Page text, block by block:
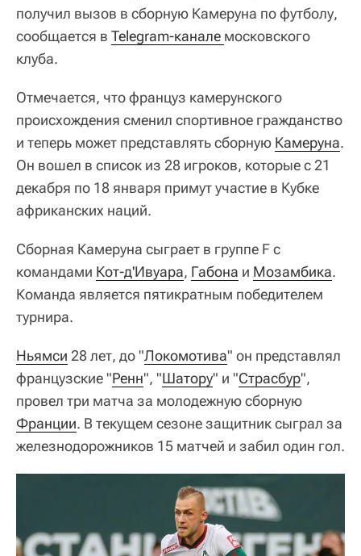
получил вызов в сборную Камеруна по футболу,
сообщается в Telegram-канале московского
клуба.
Отмечается, что француз камерунского
происхождения сменил спортивное гражданство
и теперь может представлять сборную Камеруна.
Он вошел в список из 28 игроков, которые с 21
декабря по 18 января примут участие в Кубке
африканских наций.
Сборная Камеруна сыграет в группе F с
командами Кот-д'Ивуара, Габона и Мозамбика.
Команда является пятикратным победителем
турнира.
Ньямси 28 лет, до "Локомотива" он представлял
французские "Ренн", "Шатору" и "Страсбур",
провел три матча за молодежную сборную
Франции. В текущем сезоне защитник сыграл за
железнодорожников 15 матчей и забил один гол.